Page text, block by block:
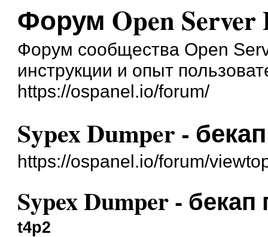
Форум Open Server
Форум сообщества Open
инструкции и опыт
https://ospanel.io/forum/
Sypex Dumper -
https://ospanel.io/forum/
Sypex Dumper -
t4p2